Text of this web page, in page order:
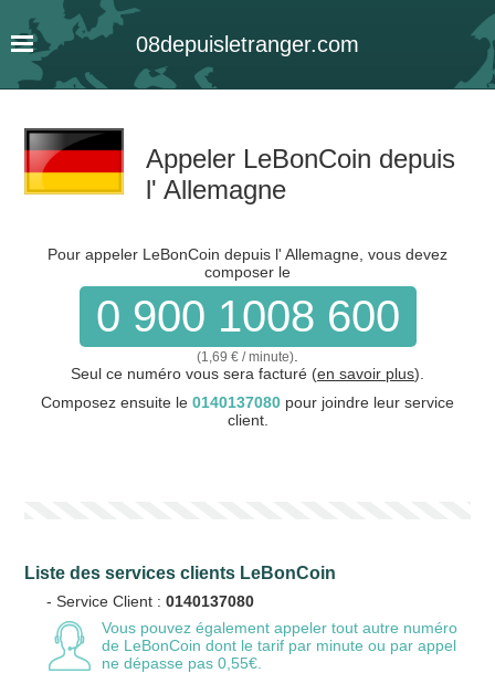
08depuisletranger.com
Appeler LeBonCoin depuis
l' Allemagne
Pour appeler LeBonCoin depuis l' Allemagne, vous devez
composer le
0 900 1008 600
(1,69 € / minute)
Seul ce numéro vous sera facturé (en savoir plus).
Composez ensuite le 0140137080 pour joindre leur service
client.
Liste des services clients LeBonCoin
- Service Client :0140137080
Vous pouvez également appeler tout autre numéro
de LeBonCoin dont le tarif par minute ou par appel
ne dépasse pas 0,55€.